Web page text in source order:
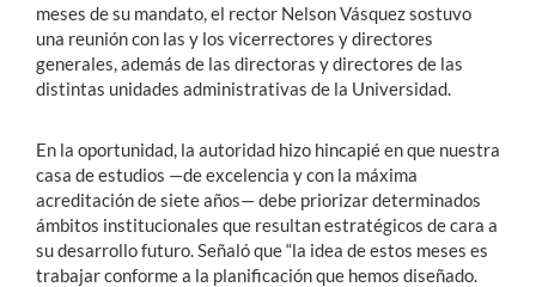
meses de su mandato, el rector Nelson Vásquez sostuvo
una reunión con las y los vicerrectores y directores
generales, además de las directoras y directores de las
distintas unidades administrativas de la Universidad.
En la oportunidad, la autoridad hizo hincapié en que nuestra
casa de estudios —de excelencia y con la máxima
acreditación de siete años— debe priorizar determinados
ámbitos institucionales que resultan estratégicos de cara a
su desarrollo futuro. Señaló que “la idea de estos meses es
trabajar conforme a la planificación que hemos diseñado.